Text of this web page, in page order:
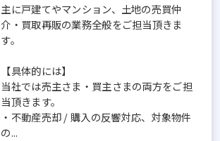
主に戸建てやマンション、土地の売買仲
介・買取再販の業務全般をご担当頂きま
す。
【具体的には】
当社では売主さま・買主さまの両方をご担
当頂きます。
・不動産売却 / 購入の反響対応、対象物件
の...